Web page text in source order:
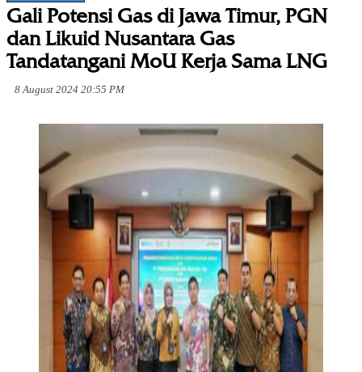
Gali Potensi Gas di Jawa Timur, PGN
dan Likuid Nusantara Gas
Tandatangani MoU Kerja Sama LNG
8 August 2024 20:55 PM